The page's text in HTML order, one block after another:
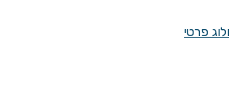
פרטי